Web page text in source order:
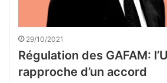
29/10/2021
Régulation des GAFAM:
rapproche d’un accord